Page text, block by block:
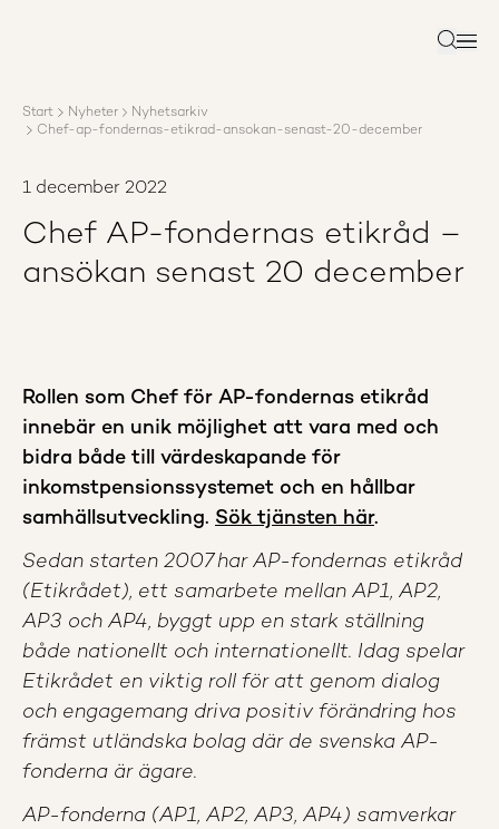
Rapporter
Sök
Start Nyheter
Nyhetsarkiv
Chef-ap-fondernas-etikrad-ansokan-senast-20-december
1 december 2022
Chef AP-fondernas etikråd –
ansökan senast 20 december
Rollen som Chef för AP-fondernas etikråd
innebär en unik möjlighet att vara med och
bidra både till värdeskapande för
inkomstpensionssystemet och en hållbar
samhällsutveckling. Sök tjänsten här.
Sedan starten 2007 har AP-fondernas etikråd
(Etikrådet), ett samarbete mellan AP1, AP2,
AP3 och AP4, byggt upp en stark ställning
både nationellt och internationellt. Idag spelar
Etikrådet en viktig roll för att genom dialog
och engagemang driva positiv förändring hos
främst utländska bolag där de svenska AP-
fonderna är ägare.
AP-fonderna (AP1, AP2, AP3, AP4) samverkar